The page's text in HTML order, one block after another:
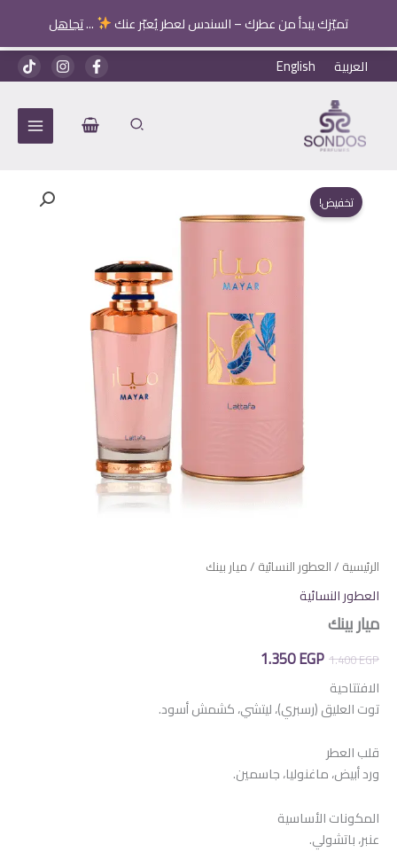
تميّزك يبدأ من عطرك – السندس لعطر يُعبّر عنك ...تجاهل
تخطي
إلى
العربية English
تخفيض!
الرئيسية /العطور النسائية / ميار بينك
العطور النسائية
ميار بينك
1.400EGP
السعر
هو:
1.350EGP
هو:
الافتتاحية
توت العليق (رسبري)، ليتشي، كشمش أسود.
قلب العطر
ورد أبيض، ماغنوليا، جاسمين.
المكونات الأساسية
عنبر، باتشولي.